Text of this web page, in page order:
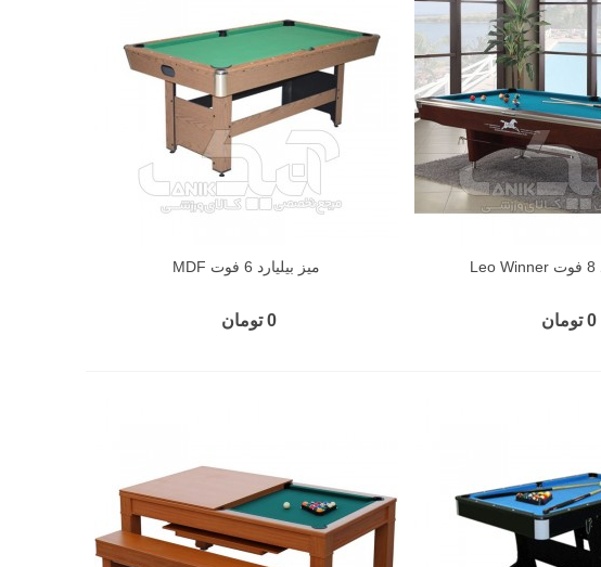
0 تومان
میز بیلیارد 6 فوت MDF
0 تومان